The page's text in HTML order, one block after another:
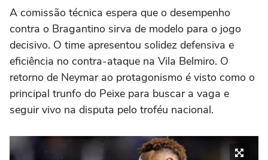
A comissão técnica espera que o desempenho
contra o Bragantino sirva de modelo para o jogo
decisivo. O time apresentou solidez defensiva e
eficiência no contra-ataque na Vila Belmiro. O
retorno de Neymar ao protagonismo é visto como o
principal trunfo do Peixe para buscar a vaga e
seguir vivo na disputa pelo troféu nacional.